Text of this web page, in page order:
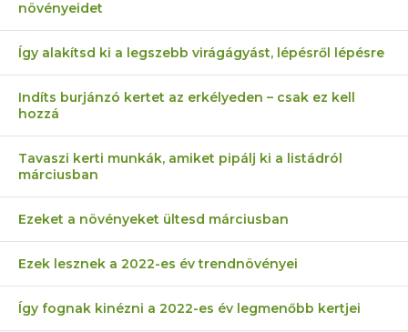
növényeidet
Így alakítsd ki a legszebb virágágyást, lépésről lépésre
Indíts burjánzó kertet az erkélyeden – csak ez kell
hozzá
Tavaszi kerti munkák, amiket pipálj ki a listádról
márciusban
Ezeket a növényeket ültesd márciusban
Ezek lesznek a 2022-es év trendnövényei
Így fognak kinézni a 2022-es év legmenőbb kertjei